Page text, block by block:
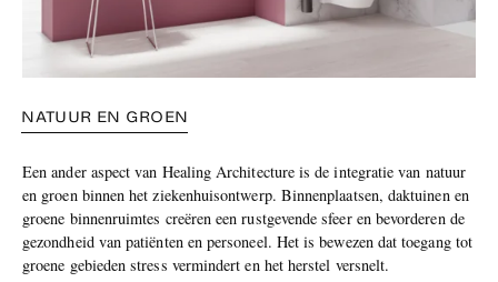
NATUUR EN GROEN
Een ander aspect van Healing Architecture is de integratie van natuur
en groen binnen het ziekenhuisontwerp. Binnenplaatsen, daktuinen en
groene binnenruimtes creëren een rustgevende sfeer en bevorderen de
gezondheid van patiënten en personeel. Het is bewezen dat toegang tot
groene gebieden stress vermindert en het herstel versnelt.